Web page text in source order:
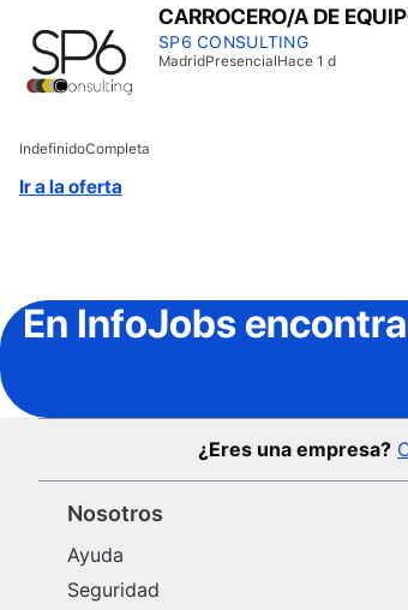
CARROCERO/A DE
SP6 CONSULTING
MadridPresencialHace 1 d
IndefinidoCompleta
Ir a la oferta
En InfoJobs
¿Eres una empresa?
Nosotros
Ayuda
Seguridad